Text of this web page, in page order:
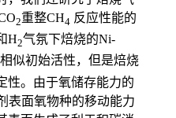
2重整CH4 反应性能的
H2气氛下焙烧的Ni-
似初始活性，但是焙烧
性。由于氧储存能力的
表面氧物种的移动能力